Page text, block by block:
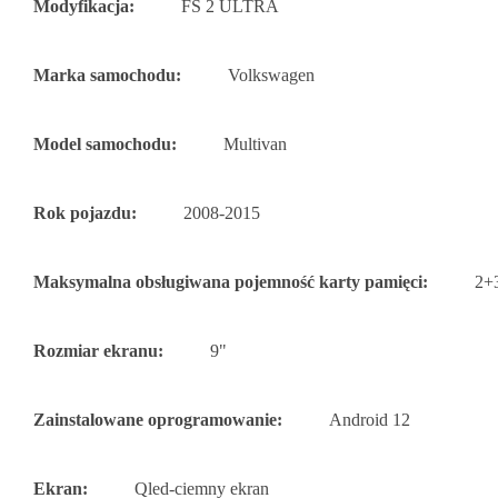
Modyfikacja: FS 2 ULTRA
Marka samochodu: Volkswagen
Model samochodu: Multivan
Rok pojazdu: 2008-2015
Maksymalna obsługiwana pojemność karty pamięci:
Rozmiar ekranu: 9"
Zainstalowane oprogramowanie: Android 12
Ekran: Qled-ciemny ekran